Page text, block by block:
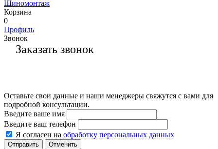
Шиномонтаж
Корзина
0
Профиль
Звонок
Заказать звонок
Оставьте свои данные и наши менеджеры свяжутся с вами для
подробной консультации.
Введите ваше имя
Введите ваш телефон
Я согласен на обработку персональных данных
Отменить